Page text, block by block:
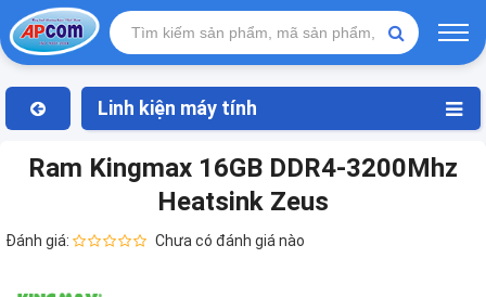
Linh kiện máy tính
Ram Kingmax 16GB DDR4-3200Mhz
Heatsink Zeus
Đánh giá: Chưa có đánh giá nào